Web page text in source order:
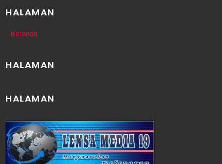
HALAMAN
Beranda
HALAMAN
HALAMAN